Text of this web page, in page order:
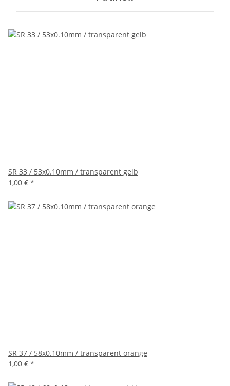
SR 33 / 53x0.10mm / transparent gelb
1,00 € *
SR 37 / 58x0.10mm / transparent orange
1,00 € *